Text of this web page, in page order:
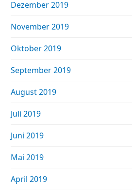
Dezember 2019
November 2019
Oktober 2019
September 2019
August 2019
Juli 2019
Juni 2019
Mai 2019
April 2019